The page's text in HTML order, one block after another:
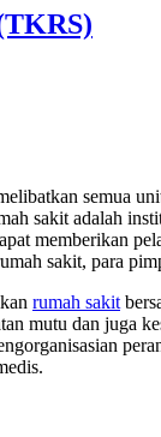
semua
sakit adalah
memberikan
sakit, para
rumah sakit
mutu dan juga